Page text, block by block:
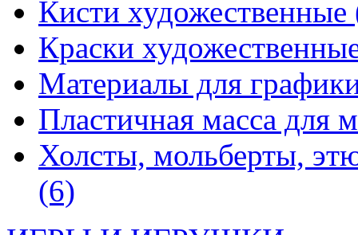
Кисти художественные
Краски
Материалы для
Пластичная масса для
Холсты, мольберты,
(6)